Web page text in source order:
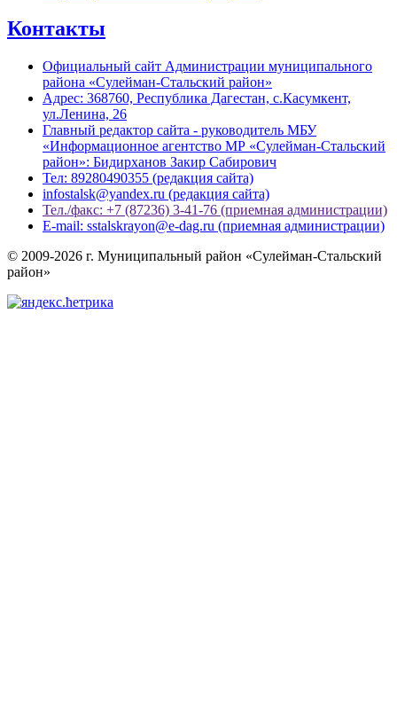
Контакты
Официальный сайт Администрации муниципального
района «Сулейман-Стальский район»
Адрес: 368760, Республика Дагестан, с.Касумкент,
ул.Ленина, 26
Главный редактор сайта - руководитель МБУ
«Информационное агентство МР «Сулейман-Стальский
район»: Бидирханов Закир Сабирович
Тел: 89280490355 (редакция сайта)
infostalsk@yandex.ru (редакция сайта)
Тел./факс: +7 (87236) 3-41-76 (приемная администрации)
E-mail: sstalskrayon@e-dag.ru (приемная администрации)
© 2009-2026 г. Муниципальный район «Сулейман-Стальский
район»